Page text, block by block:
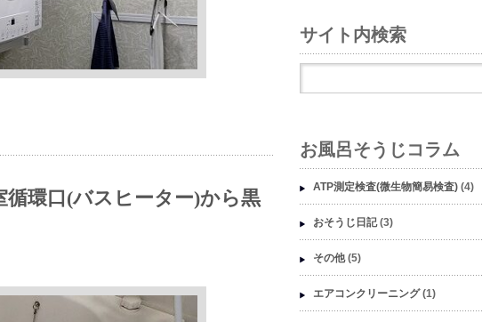
環口(バスヒーター)から黒
サイト内検索
お風呂そうじコラム
ATP測定検査(微生物簡易検査) (4)
おそうじ日記(3)
その他(5)
エアコンクリーニング(1)